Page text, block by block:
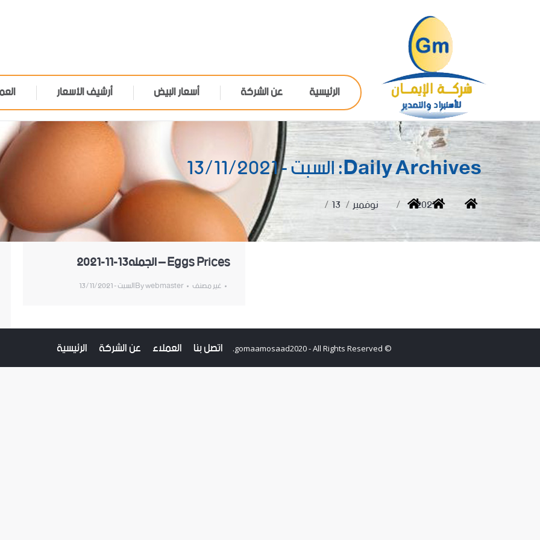
الرئيسية عن الشركة أسعار البيض أرشيف الأسعار
Daily Archives:السبت - 13/11/2021
You are here:
Home
2021 نوفمبر 13
Eggs Prices – الجمله13-11-2021
غير مصنف Bywebmaster السبت - 13/11/2021
© gomaamosaad2020 - All Rights Reserved. اتصل بنا العملاء عن الشركة الرئيسية